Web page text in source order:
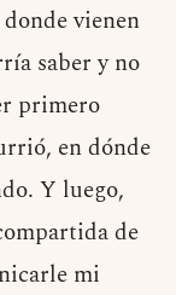
vienen
saber y no
primero
en dónde
Y luego,
de
mi